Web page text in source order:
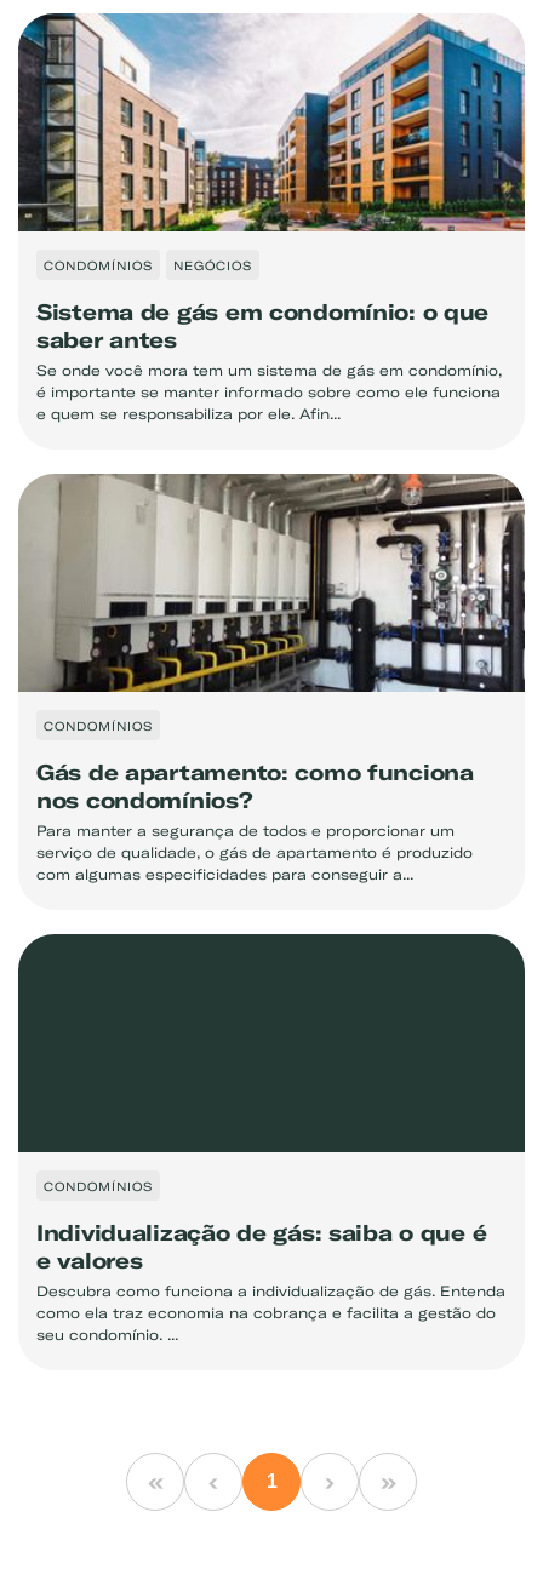
Exemplo: GLP, Liquigás, Copagaz, Gás para Comércio
CONDOMÍNIOS NEGÓCIOS
Sistema de gás em condomínio: o que
saber antes
Se onde você mora tem um sistema de gás em condomínio,
é importante se manter informado sobre como ele funciona
e quem se responsabiliza por ele. Afin...
CONDOMÍNIOS
Gás de apartamento: como funciona
nos condomínios?
Para manter a segurança de todos e proporcionar um
serviço de qualidade, o gás de apartamento é produzido
com algumas especificidades para conseguir a...
CONDOMÍNIOS
Individualização de gás: saiba o que é
e valores
Descubra como funciona a individualização de gás. Entenda
como ela traz economia na cobrança e facilita a gestão do
seu condomínio. ...
« ‹ 1 › »